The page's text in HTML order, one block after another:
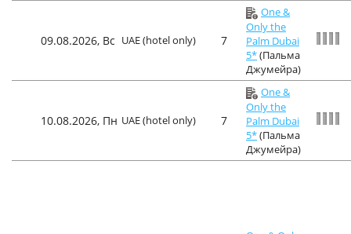
09.08.2026, Вс UAE (hotel only) 7
One &
Only the
Palm Dubai
5*(Пальма
Джумейра)
10.08.2026, Пн UAE (hotel only) 7
One &
Only the
Palm Dubai
5*(Пальма
Джумейра)